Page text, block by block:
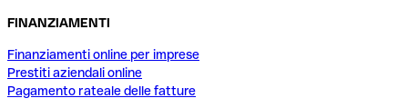
FINANZIAMENTI
Finanziamenti online per imprese
Prestiti aziendali online
Pagamento rateale delle fatture